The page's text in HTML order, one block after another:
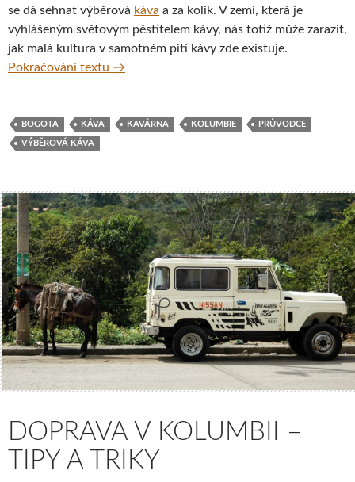
se dá sehnat výběrová káva a za kolik. V zemi, která je
vyhlášeným světovým pěstitelem kávy, nás totiž může zarazit,
jak malá kultura v samotném pití kávy zde existuje.
Pokračování textu Kavárny v Bogotě – malý průvodce těmi
→
BOGOTA KÁVA KAVÁRNA KOLUMBIE PRŮVODCE
VÝBĚROVÁ KÁVA
DOPRAVA V KOLUMBII –
TIPY A TRIKY